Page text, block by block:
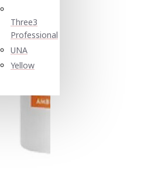
Three3
Professional
UNA
Yellow